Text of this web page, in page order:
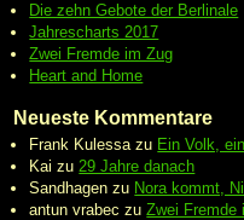
Die zehn Gebote der Berlinale
Jahrescharts 2017
Zwei Fremde im Zug
Heart and Home
Neueste Kommentare
Frank Kulessa zu Ein Volk,
Kai zu 29 Jahre danach
Sandhagen zu Nora kommt,
antun vrabec zuZwei Fremde